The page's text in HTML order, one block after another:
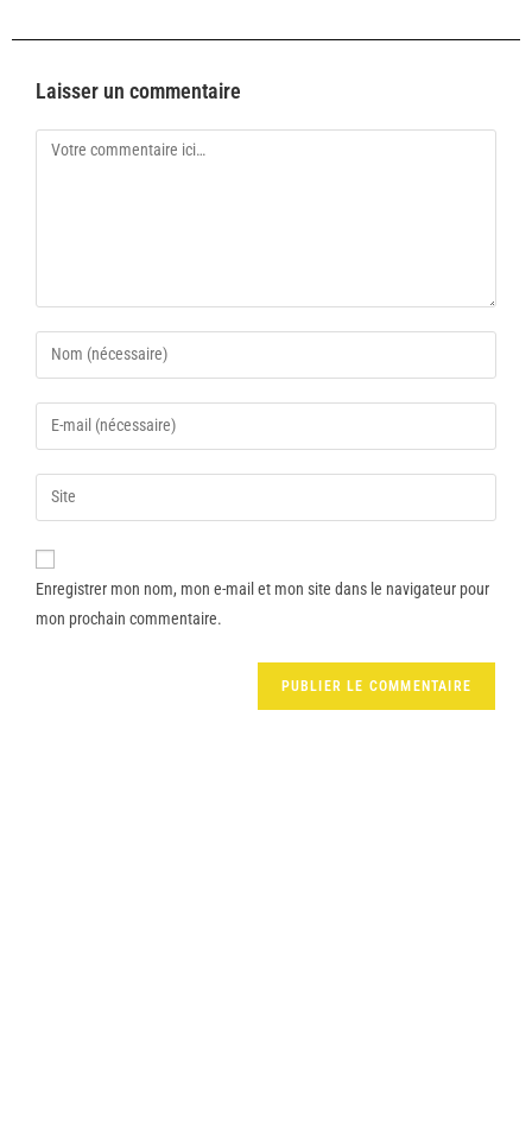
Laisser un commentaire
Enregistrer mon nom, mon e-mail et mon site dans le navigateur pour
mon prochain commentaire.